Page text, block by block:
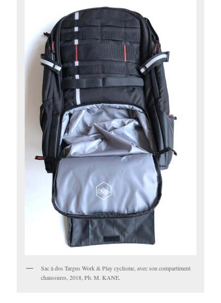
Sac à dos Targus Work & Play cyclisme, avec son compartiment
chaussures, 2018, Ph. M. KANE.